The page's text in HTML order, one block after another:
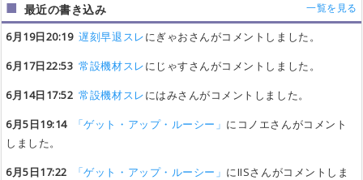
最近の書き込み 一覧を見る
6月19日20:19 遅刻早退スレにぎゃおさんがコメントしました。
6月17日22:53 常設機材スレにじゃすさんがコメントしました。
6月14日17:52 常設機材スレにはみさんがコメントしました。
6月5日19:14
「ゲット・アップ・ルーシー」 にコノエさんがコメント
しました。
6月5日17:22
「ゲット・アップ・ルーシー」 にIISさんがコメントしま